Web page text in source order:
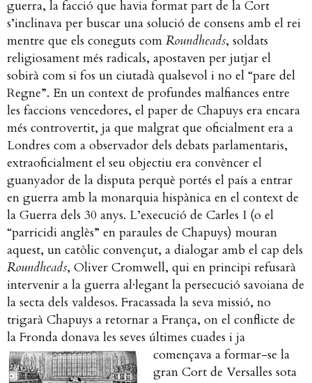
guerra, la facció que havia format part de la Cort
s’inclinava per buscar una solució de consens amb el rei
mentre que els coneguts com Roundheads, soldats
religiosament més radicals, apostaven per jutjar el
sobirà com si fos un ciutadà qualsevol i no el “pare del
Regne”. En un context de profundes malfiances entre
les faccions vencedores, el paper de Chapuys era encara
més controvertit, ja que malgrat que oficialment era a
Londres com a observador dels debats parlamentaris,
extraoficialment el seu objectiu era convèncer el
guanyador de la disputa perquè portés el país a entrar
en guerra amb la monarquia hispànica en el context de
la Guerra dels 30 anys. L’execució de Carles I (o el
“parricidi anglès” en paraules de Chapuys) mouran
aquest, un catòlic convençut, a dialogar amb el cap dels
Roundheads, Oliver Cromwell, qui en principi refusarà
intervenir a la guerra al·legant la persecució savoiana de
la secta dels valdesos. Fracassada la seva missió, no
trigarà Chapuys a retornar a França, on el conflicte de
la Fronda donava les seves últimes cuades i ja
començava a formar-se la
gran Cort de Versalles sota